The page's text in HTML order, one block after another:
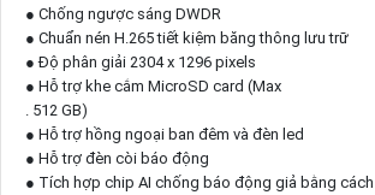
● Chống ngược sáng DWDR
● Chuẩn nén H.265 tiết kiệm băng thông lưu trữ
● Độ phân giải 2304 x 1296 pixels
● Hỗ trợ khe cắm MicroSD card (Max
. 512 GB)
● Hỗ trợ hồng ngoại ban đêm và đèn led
● Hỗ trợ đèn còi báo động
● Tích hợp chip AI chống báo động giả bằng